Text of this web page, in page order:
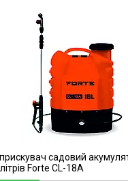
садовий
Forte CL-18A